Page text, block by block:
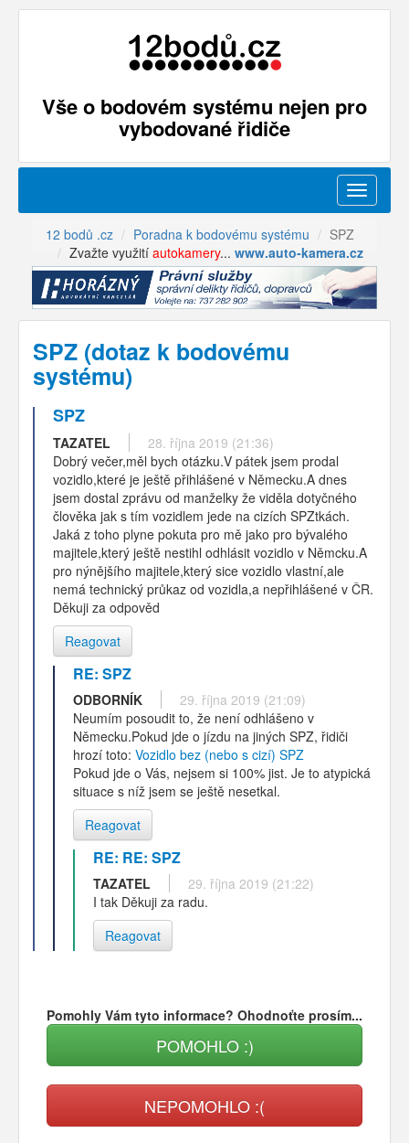
Vše o bodovém systému nejen pro
vybodované řidiče
Menu
12 bodů .cz Poradna k bodovému systému
SPZ
Zvažte využití autokamery... www.auto-kamera.cz
SPZ (dotaz k bodovému
systému)
SPZ
TAZATEL
28. října 2019 (21:36)
Dobrý večer,měl bych otázku.V pátek jsem prodal
vozidlo,které je ještě přihlášené v Německu.A dnes
jsem dostal zprávu od manželky že viděla dotyčného
člověka jak s tím vozidlem jede na cizích SPZtkách.
Jaká z toho plyne pokuta pro mě jako pro bývalého
majitele,který ještě nestihl odhlásit vozidlo v Němcku.A
pro nýnějšího majitele,který sice vozidlo vlastní,ale
nemá technický průkaz od vozidla,a nepřihlášené v ČR.
Děkuji za odpověd
Reagovat
RE: SPZ
ODBORNÍK
29. října 2019 (21:09)
Neumím posoudit to, že není odhlášeno v
Německu.Pokud jde o jízdu na jiných SPZ, řidiči
hrozí toto: Vozidlo bez (nebo s cizí) SPZ
Pokud jde o Vás, nejsem si 100% jist. Je to atypická
situace s níž jsem se ještě nesetkal.
Reagovat
RE: RE: SPZ
TAZATEL
29. října 2019 (21:22)
I tak Děkuji za radu.
Reagovat
Pomohly Vám tyto informace? Ohodnoťte prosím...
POMOHLO :)
NEPOMOHLO :(